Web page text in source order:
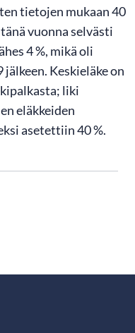
tietojen mukaan 40
vuonna selvästi
4 %, mikä oli
Keskieläke on
liki
eläkkeiden
asetettiin 40 %.